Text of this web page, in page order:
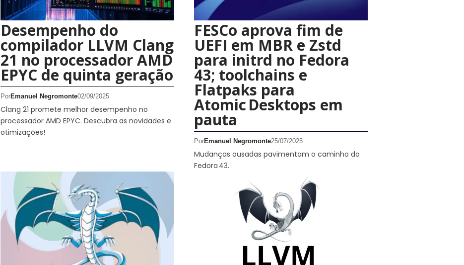
Desempenho do
compilador LLVM Clang
21 no processador AMD
EPYC de quinta geração
PorEmanuel Negromonte02/09/2025
Clang 21 promete melhor desempenho no
processador AMD EPYC. Descubra as novidades e
otimizações!
FESCo aprova fim de
UEFI em MBR e Zstd
para initrd no Fedora
43; toolchains e
Flatpaks para
Atomic Desktops em
pauta
PorEmanuel Negromonte25/07/2025
Mudanças ousadas pavimentam o caminho do
Fedora 43.